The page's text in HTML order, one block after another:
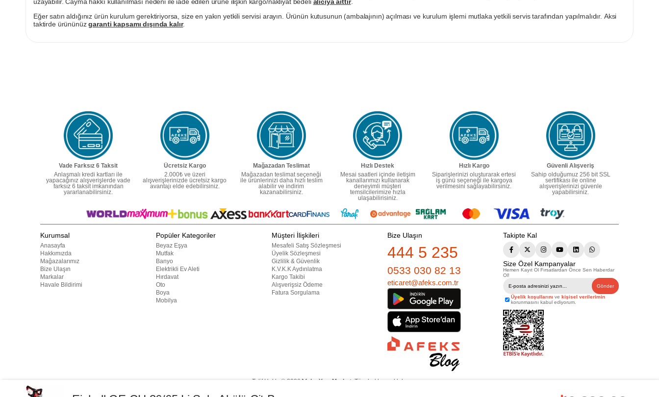
Eğer satın aldığınız ürün kurulum gerektiriyorsa, size en yakın yetkili servisi arayın. Ürünün kutusunun (ambalajının) açılması ve kurulum işlemi mutlaka yetkili servis tarafından yapılmalıdır. Aksi
taktirde ürününüzgaranti kapsamı dışında kalır.
Vade Farksız 6 Taksit
Anlaşmalı kredi kartları ile
yapacağınız alışverişlerde vade
farksız 6 taksit imkanından
yararlanabilirsiniz.
Ücretsiz Kargo
2.000₺ ve üzeri
alışverişlerinizde ücretsiz kargo
avantajı elde edebilirsiniz.
Mağazadan Teslimat
Mağazadan teslimat seçeneği
ile ürünlerinizi daha hızlı teslim
alabilir ve indirim
kazanabilirsiniz.
Hızlı Destek
Mesai saatleri içinde iletişim
kanallarımızı kullanarak
deneyimli müşteri
temsilcilerimize hızla
ulaşabilirisiniz.
Hızlı Kargo
Siparişlerinizi oluşturarak ertesi
iş günü seçeneği ile kargoya
verilmesini sağlayabilirsiniz.
Güvenli Alışveriş
Sahip olduğumuz 256 bit SSL
sertifikası ile online
alışverişlerinizi güvenle
yapabilirsiniz.
Kurumsal
Anasayfa
Hakkımızda
Mağazalarımız
Bize Ulaşın
Markalar
Havale Bildirimi
Popüler Kategoriler
Beyaz Eşya
Mutfak
Banyo
Elektrikli Ev Aleti
Hırdavat
Oto
Boya
Mobilya
Müşteri İlişkileri
Mesafeli Satış Sözleşmesi
Üyelik Sözleşmesi
Gizlilik & Güvenlik
K.V.K.K Aydınlatma
Kargo Takibi
Alışverişsiz Ödeme
Fatura Sorgulama
Bize Ulaşın
444 5 235
0533 030 82 13
eticaret@afeks.com.tr
Takipte Kal
Size Özel Kampanyalar
Hemen Kayıt Ol Fırsatlardan Önce Sen Haberdar
Ol!
Gönder
Üyelik koşullarını ve kişisel verilerimin
korunmasını kabul ediyorum.
Telif Hakkı © 2026 Afeks Yapı Market . Tüm hakları saklıdır.